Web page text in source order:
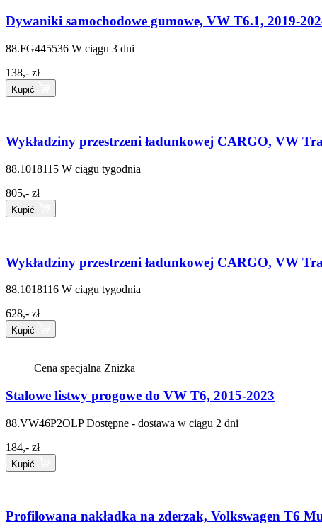
Dywaniki samochodowe gumowe, VW T6.1, 2019-
88.FG445536 W ciągu 3 dni
138,- zł
Kupić
Wykładziny przestrzeni ładunkowej CARGO, VW
88.1018115 W ciągu tygodnia
805,- zł
Kupić
Wykładziny przestrzeni ładunkowej CARGO, VW
88.1018116 W ciągu tygodnia
628,- zł
Kupić
Cena specjalna Zniżka
Stalowe listwy progowe do VW T6, 2015-2023
88.VW46P2OLP Dostępne - dostawa w ciągu 2 dni
184,- zł
Kupić
Profilowana nakładka na zderzak, Volkswagen T6